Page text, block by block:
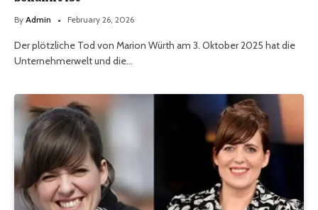
By Admin February 26, 2026
Der plötzliche Tod von Marion Würth am 3. Oktober 2025 hat die
Unternehmerwelt und die…